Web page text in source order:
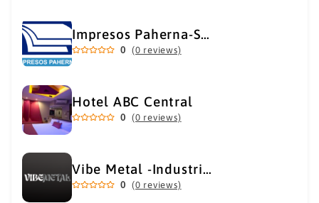
Impresos Paherna-Servicios Gráficos Industriales
0 (0 reviews)
Hotel ABC Central
0 (0 reviews)
Vibe Metal -Industrial Metal Supply
0 (0 reviews)